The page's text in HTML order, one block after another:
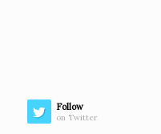
Follow
on Twitter